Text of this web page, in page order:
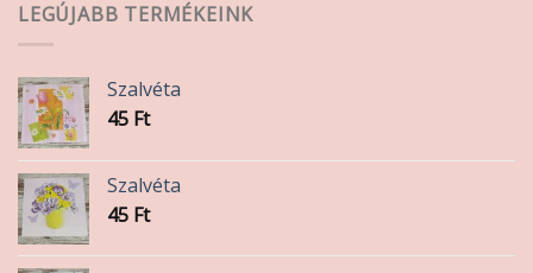
LEGÚJABB TERMÉKEINK
Szalvéta
45 Ft
Szalvéta
45 Ft